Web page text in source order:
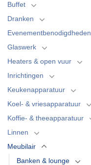
Buffet
Dranken
Evenementbenodigdheden
Glaswerk
Heaters & open vuur
Inrichtingen
Keukenapparatuur
Koel- & vriesapparatuur
Koffie- & theeapparatuur
Linnen
Meubilair
Banken & lounge